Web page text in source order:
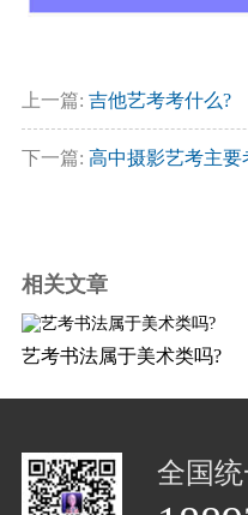
上一篇: 吉他艺考考什么?
下一篇: 高中摄影艺考主要
相关文章
艺考书法属于美术类吗?
全国